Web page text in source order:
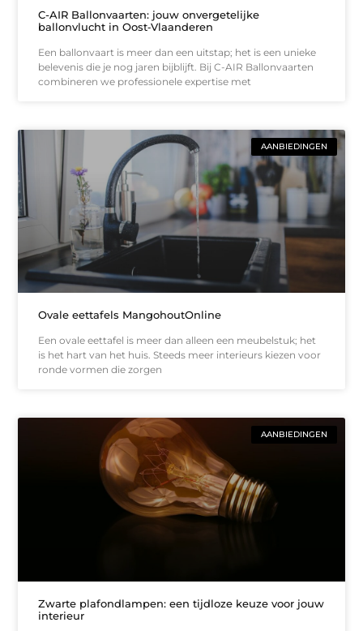
C-AIR Ballonvaarten: jouw onvergetelijke
ballonvlucht in Oost‑Vlaanderen
Een ballonvaart is meer dan een uitstap; het is een unieke
belevenis die je nog jaren bijblijft. Bij C-AIR Ballonvaarten
combineren we professionele expertise met
AANBIEDINGEN
Ovale eettafels MangohoutOnline
Een ovale eettafel is meer dan alleen een meubelstuk; het
is het hart van het huis. Steeds meer interieurs kiezen voor
ronde vormen die zorgen
AANBIEDINGEN
Zwarte plafondlampen: een tijdloze keuze voor jouw
interieur